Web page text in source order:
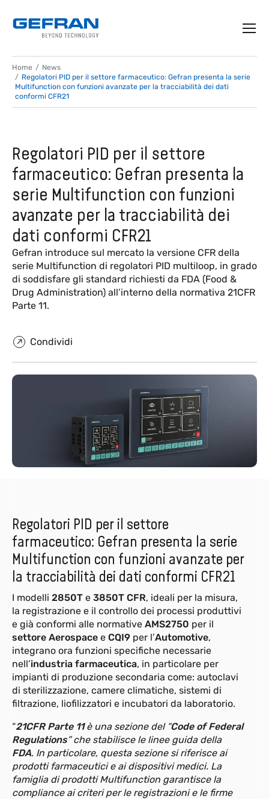
Home
News
Regolatori PID per il settore farmaceutico: Gefran presenta la serie
Multifunction con funzioni avanzate per la tracciabilità dei dati
conformi CFR21
Regolatori PID per il settore
farmaceutico: Gefran presenta la
serie Multifunction con funzioni
avanzate per la tracciabilità dei
dati conformi CFR21
Gefran introduce sul mercato la versione CFR della
serie Multifunction di regolatori PID multiloop, in grado
di soddisfare gli standard richiesti da FDA (Food &
Drug Administration) all’interno della normativa 21CFR
Parte 11.
Condividi
Regolatori PID per il settore
farmaceutico: Gefran presenta la serie
Multifunction con funzioni avanzate per
la tracciabilità dei dati conformi CFR21
I modelli 2850T e 3850T CFR, ideali per la misura,
la registrazione e il controllo dei processi produttivi
e già conformi alle normative AMS2750 per il
settore Aerospace e CQI9 per l’Automotive,
integrano ora funzioni specifiche necessarie
nell’industria farmaceutica, in particolare per
impianti di produzione secondaria come: autoclavi
di sterilizzazione, camere climatiche, sistemi di
filtrazione, liofilizzatori e incubatori da laboratorio.
“21CFR Parte 11è una sezione del “Code of Federal
Regulations” che stabilisce le linee guida della
FDA. In particolare, questa sezione si riferisce ai
prodotti farmaceutici e ai dispositivi medici. La
famiglia di prodotti Multifunction garantisce la
compliance ai criteri per le registrazioni e le firme